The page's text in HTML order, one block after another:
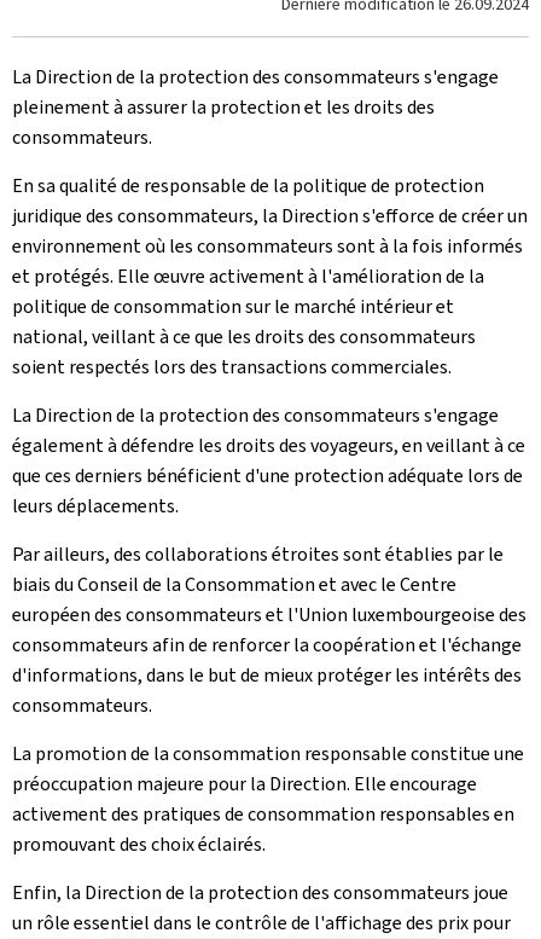
La Direction de la protection des consommateurs s'engage
pleinement à assurer la protection et les droits des
consommateurs.
En sa qualité de responsable de la politique de protection
juridique des consommateurs, la Direction s'efforce de créer un
environnement où les consommateurs sont à la fois informés
et protégés. Elle œuvre activement à l'amélioration de la
politique de consommation sur le marché intérieur et
national, veillant à ce que les droits des consommateurs
soient respectés lors des transactions commerciales.
La Direction de la protection des consommateurs s'engage
également à défendre les droits des voyageurs, en veillant à ce
que ces derniers bénéficient d'une protection adéquate lors de
leurs déplacements.
Par ailleurs, des collaborations étroites sont établies par le
biais du Conseil de la Consommation et avec le Centre
européen des consommateurs et l'Union luxembourgeoise des
consommateurs afin de renforcer la coopération et l'échange
d'informations, dans le but de mieux protéger les intérêts des
consommateurs.
La promotion de la consommation responsable constitue une
préoccupation majeure pour la Direction. Elle encourage
activement des pratiques de consommation responsables en
promouvant des choix éclairés.
Enfin, la Direction de la protection des consommateurs joue
un rôle essentiel dans le contrôle de l'affichage des prix pour